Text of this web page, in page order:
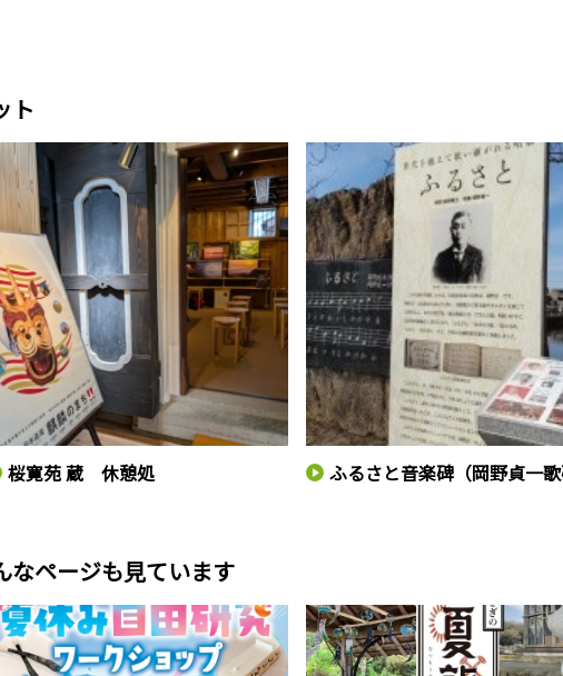
ト
桜寛苑 蔵 休憩処 ふるさと音楽碑（岡野貞一歌
なページも見ています